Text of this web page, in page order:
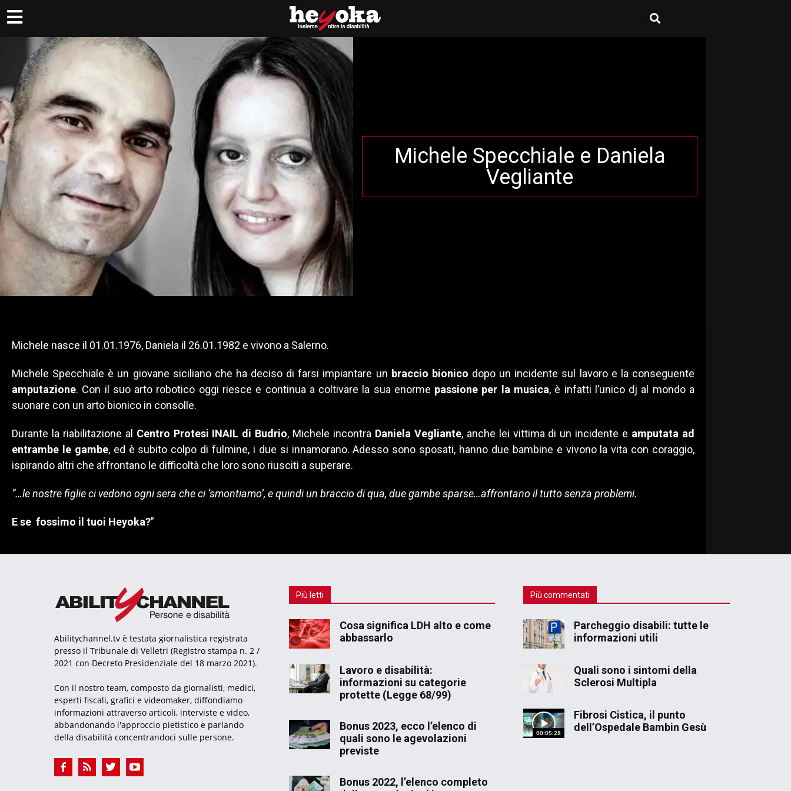
Michele Specchiale e Daniela
Vegliante
Michele nasce il 01.01.1976, Daniela il 26.01.1982 e vivono a Salerno.
Michele Specchiale è un giovane siciliano che ha deciso di farsi impiantare un braccio bionico dopo un incidente sul lavoro e la conseguente
amputazione. Con il suo arto robotico oggi riesce e continua a coltivare la sua enorme passione per la musica, è infatti l’unico dj al mondo a
suonare con un arto bionico in consolle.
Durante la riabilitazione al Centro Protesi INAIL di Budrio, Michele incontra Daniela Vegliante, anche lei vittima di un incidente e amputata ad
entrambe le gambe, ed è subito colpo di fulmine, i due si innamorano. Adesso sono sposati, hanno due bambine e vivono la vita con coraggio,
ispirando altri che affrontano le difficoltà che loro sono riusciti a superare.
“…le nostre figlie ci vedono ogni sera che ci ‘smontiamo’, e quindi un braccio di qua, due gambe sparse…affrontano il tutto senza problemi.
E se fossimo il tuoi Heyoka?”
Abilitychannel.tv è testata giornalistica registrata
presso il Tribunale di Velletri (Registro stampa n. 2 /
2021 con Decreto Presidenziale del 18 marzo 2021).
Con il nostro team, composto da giornalisti, medici,
esperti fiscali, grafici e videomaker, diffondiamo
informazioni attraverso articoli, interviste e video,
abbandonando l'approccio pietistico e parlando
della disabilità concentrandoci sulle persone.
Più letti
Cosa significa LDH alto e come
abbassarlo
Lavoro e disabilità:
informazioni su categorie
protette (Legge 68/99)
Bonus 2023, ecco l’elenco di
quali sono le agevolazioni
previste
Bonus 2022, l’elenco completo
Più commentati
Parcheggio disabili: tutte le
informazioni utili
Quali sono i sintomi della
Sclerosi Multipla
00:05:28
Fibrosi Cistica, il punto
dell’Ospedale Bambin Gesù